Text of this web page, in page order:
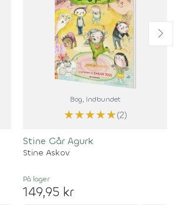
Bog, Indbundet
★★★★★(2)
Stine Går Agurk
Stine Askov
På lager
149,95 kr